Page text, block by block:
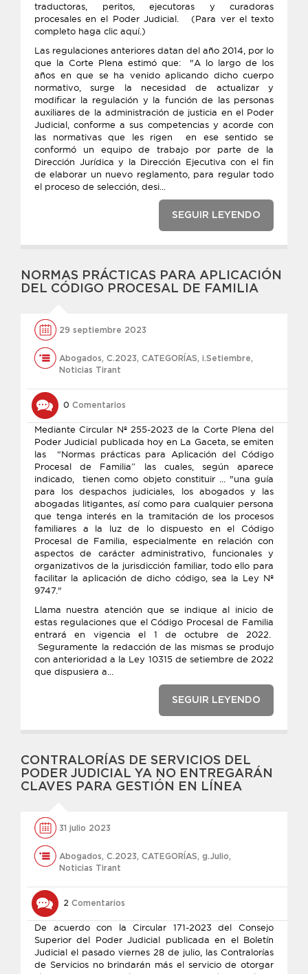
traductoras, peritos, ejecutoras y curadoras
procesales en el Poder Judicial. (Para ver el texto
completo haga clic aquí.)
Las regulaciones anteriores datan del año 2014, por lo
que la Corte Plena estimó que: "A lo largo de los
años en que se ha venido aplicando dicho cuerpo
normativo, surge la necesidad de actualizar y
modificar la regulación y la función de las personas
auxiliares de la administración de justicia en el Poder
Judicial, conforme a sus competencias y acorde con
las normativas que les rigen en ese sentido se
conformó un equipo de trabajo por parte de la
Dirección Jurídica y la Dirección Ejecutiva con el fin
de elaborar un nuevo reglamento, para regular todo
el proceso de selección, desi...
SEGUIR LEYENDO
NORMAS PRÁCTICAS PARA APLICACIÓN
DEL CÓDIGO PROCESAL DE FAMILIA
29 septiembre 2023
Abogados, C.2023, CATEGORÍAS, i.Setiembre,
Noticias Tirant
0 Comentarios
Mediante Circular Nº 255-2023 de la Corte Plena del
Poder Judicial publicada hoy en La Gaceta, se emiten
las “Normas prácticas para Aplicación del Código
Procesal de Familia” las cuales, según aparece
indicado, tienen como objeto constituir ... "una guía
para los despachos judiciales, los abogados y las
abogadas litigantes, así como para cualquier persona
que tenga interés en la tramitación de los procesos
familiares a la luz de lo dispuesto en el Código
Procesal de Familia, especialmente en relación con
aspectos de carácter administrativo, funcionales y
organizativos de la jurisdicción familiar, todo ello para
facilitar la aplicación de dicho código, sea la Ley Nº
9747."
Llama nuestra atención que se indique al inicio de
estas regulaciones que el Código Procesal de Familia
entrará en vigencia el 1 de octubre de 2022.
Seguramente la redacción de las mismas se produjo
con anterioridad a la Ley 10315 de setiembre de 2022
que dispusiera a...
SEGUIR LEYENDO
CONTRALORÍAS DE SERVICIOS DEL
PODER JUDICIAL YA NO ENTREGARÁN
CLAVES PARA GESTIÓN EN LÍNEA
31 julio 2023
Abogados, C.2023, CATEGORÍAS, g.Julio,
Noticias Tirant
2 Comentarios
De acuerdo con la Circular 171-2023 del Consejo
Superior del Poder Judicial publicada en el Boletín
Judicial el pasado viernes 28 de julio, las Contralorías
de Servicios no brindarán más el servicio de otorgar